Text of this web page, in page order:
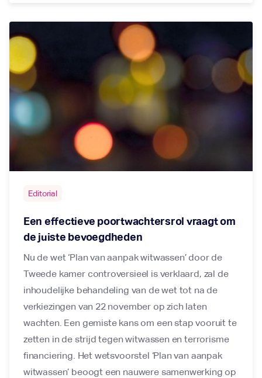
Editorial
Een effectieve poortwachtersrol vraagt om
de juiste bevoegdheden
Nu de wet ‘Plan van aanpak witwassen’ door de
Tweede kamer controversieel is verklaard, zal de
inhoudelijke behandeling van de wet tot na de
verkiezingen van 22 november op zich laten
wachten. Een gemiste kans om een stap vooruit te
zetten in de strijd tegen witwassen en terrorisme
financiering. Het wetsvoorstel ‘Plan van aanpak
witwassen’ beoogt een nauwere samenwerking op